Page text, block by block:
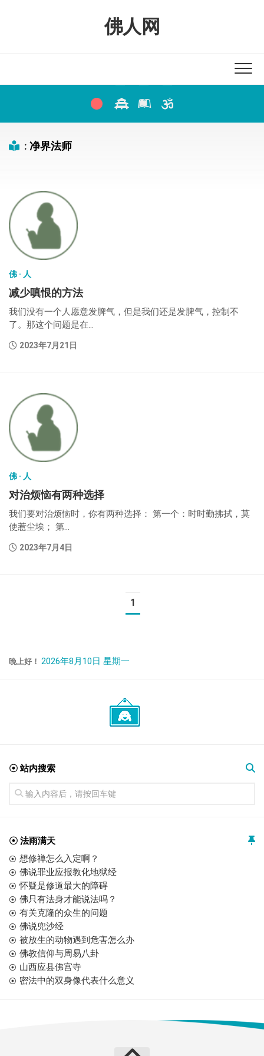
佛人网
: 净界法师
佛 · 人
减少嗔恨的方法
我们没有一个人愿意发脾气，但是我们还是发脾气，控制不
了。那这个问题是在...
2023年7月21日
佛 · 人
对治烦恼有两种选择
我们要对治烦恼时，你有两种选择： 第一个：时时勤拂拭，莫
使惹尘埃； 第...
2023年7月4日
1
晚上好！ 2026年8月10日 星期一
☉ 站内搜索
☉ 法雨满天
想修禅怎么入定啊？
佛说罪业应报教化地狱经
怀疑是修道最大的障碍
佛只有法身才能说法吗？
有关克隆的众生的问题
佛说兜沙经
被放生的动物遇到危害怎么办
佛教信仰与周易八卦
山西应县佛宫寺
密法中的双身像代表什么意义